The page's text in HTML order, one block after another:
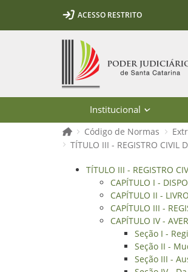
Ir para o conteúdo
Ir para a ferramenta de acessibilidade -
Ir para o menu principal
Ir para a pesquisa
Ir para o rodapé
Ir para a página inicialACESSO RESTRITO
Institucional
Página inicial
Código de Normas
TÍTULO III - REGISTRO CIVIL
TÍTULO III - REGISTRO
TÍTULO III - REGISTRO
CAPÍTULO I -
CAPÍTULO II -
CAPÍTULO III -
CAPÍTULO IV -
Seção I -
Seção II -
Seção III -